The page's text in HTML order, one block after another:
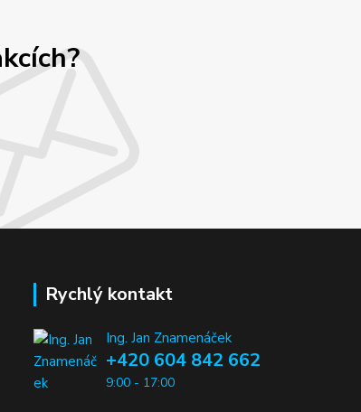
Rychlý kontakt
Ing. Jan Znamenáček
+420 604 842 662
9:00 - 17:00